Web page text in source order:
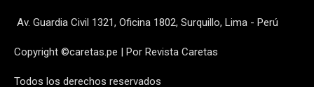
Av. Guardia Civil 1321, Oficina 1802, Surquillo, Lima - Perú
Copyright ©caretas.pe | Por Revista Caretas
Todos los derechos reservados